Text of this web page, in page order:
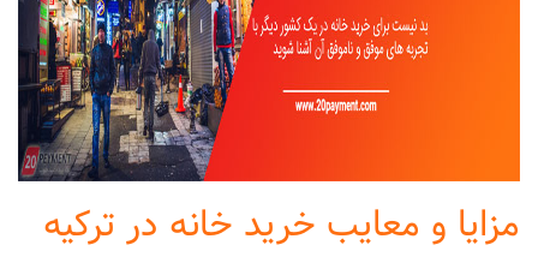
مزایا و معایب خرید خانه در ترکیه